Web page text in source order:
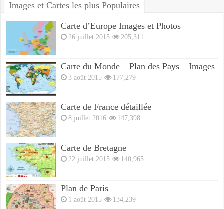
Images et Cartes les plus Populaires
Carte d’Europe Images et Photos
26 juillet 2015 205,311
Carte du Monde – Plan des Pays – Images
3 août 2015 177,279
Carte de France détaillée
8 juillet 2016 147,398
Carte de Bretagne
22 juillet 2015 140,965
Plan de Paris
1 août 2015 134,239